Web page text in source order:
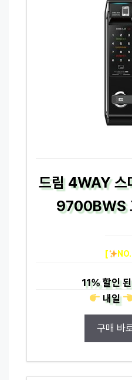
드림 4WAY 스
9700BWS
[
11%할인 된
내일
구매 바